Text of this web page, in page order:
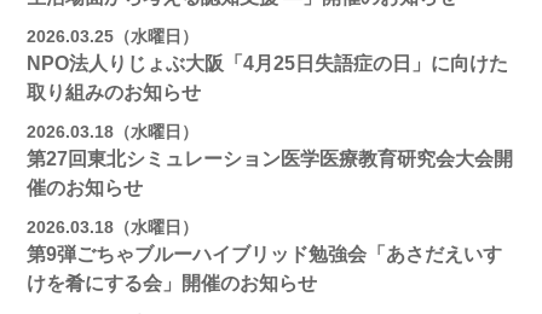
2026.03.25（水曜日）
NPO法人りじょぶ大阪「4月25日失語症の日」に向けた
取り組みのお知らせ
2026.03.18（水曜日）
第27回東北シミュレーション医学医療教育研究会大会開
催のお知らせ
2026.03.18（水曜日）
第9弾ごちゃブルーハイブリッド勉強会「あさだえいす
けを肴にする会」開催のお知らせ